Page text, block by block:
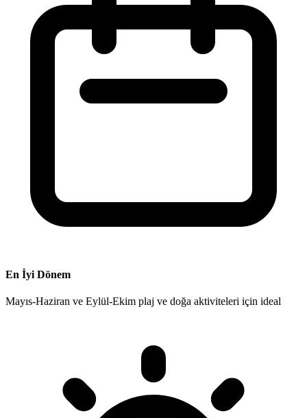
En İyi Dönem
Mayıs-Haziran ve Eylül-Ekim plaj ve doğa aktiviteleri için ideal